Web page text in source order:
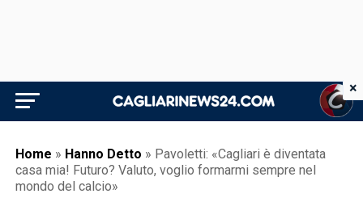
Home » Hanno Detto » Pavoletti: «Cagliari è diventata
casa mia! Futuro? Valuto, voglio formarmi sempre nel
mondo del calcio»
×